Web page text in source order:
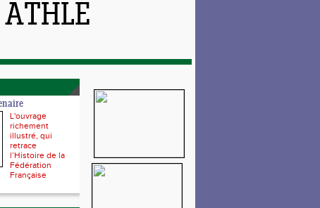
ATHLÉ
L'ouvrage
richement
illustré, qui
retrace
l’Histoire de la
Fédération
Française